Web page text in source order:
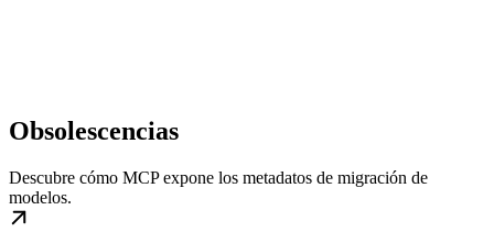
Obsolescencias
Descubre cómo MCP expone los metadatos de migración de
modelos.